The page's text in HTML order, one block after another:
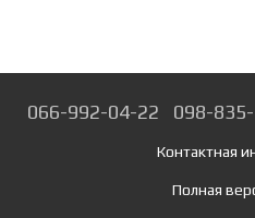
066-992-04-22 098-
Контактная
Полная